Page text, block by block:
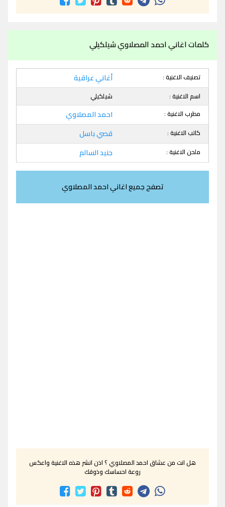
كلمات اغاني احمد المصلاوي شيلكيلي
تصنيف الاغنية : أغاني عراقية
اسم الاغنية :
شيلكيلي
مطرب الاغنية :
احمد المصلاوي
كاتب الاغنية : قصي باسل
ملحن الاغنية : جنيد السالم
تصفح جميع اغاني احمد المصلاوي
هل انت من عشاق احمد المصلاوي ؟ اذن انشر هذه الاغنية واعكس
روعة احساسك وذوقك